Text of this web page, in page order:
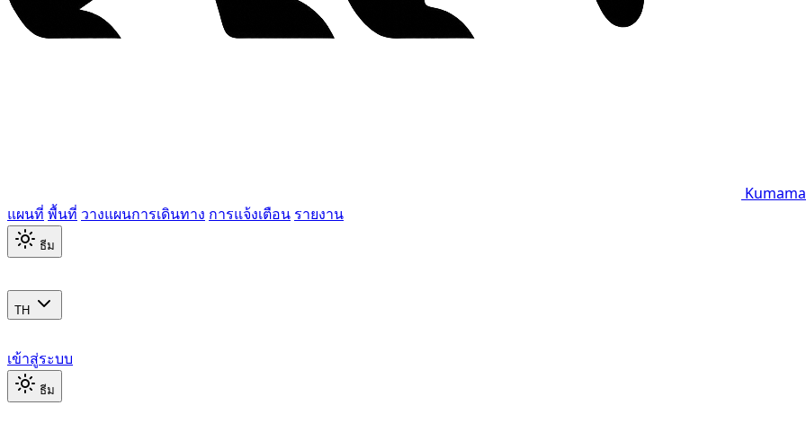
แผนที่ พื้นที่ วางแผนการเดินทาง การแจ้งเตือน รายงาน
ธีม
TH
เข้าสู่ระบบ
ธีม